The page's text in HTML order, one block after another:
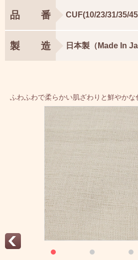
品番 CUF(10/23/31/35/
製造 日本製（Made In
ふわふわで柔らかい肌ざわりと鮮やかな